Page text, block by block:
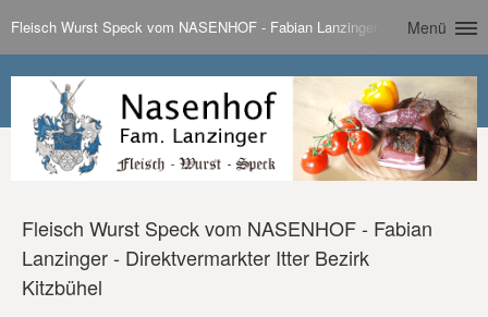
Fleisch Wurst Speck vom NASENHOF - Fabian Lanzinger - Menü
Fleisch Wurst Speck vom NASENHOF - Fabian
Lanzinger - Direktvermarkter Itter Bezirk
Kitzbühel